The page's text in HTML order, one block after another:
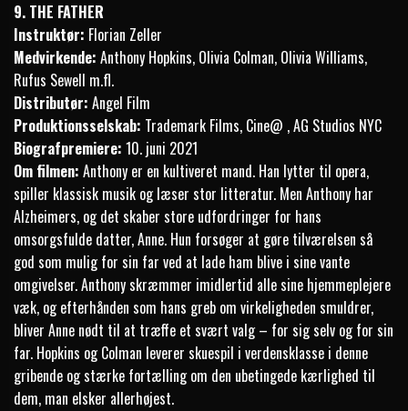
9. THE FATHER
Instruktør: Florian Zeller
Medvirkende: Anthony Hopkins, Olivia Colman, Olivia Williams,
Rufus Sewell m.fl.
Distributør: Angel Film
Produktionsselskab: Trademark Films, Cine@ , AG Studios NYC
Biografpremiere: 10. juni 2021
Om filmen: Anthony er en kultiveret mand. Han lytter til opera,
spiller klassisk musik og læser stor litteratur. Men Anthony har
Alzheimers, og det skaber store udfordringer for hans
omsorgsfulde datter, Anne. Hun forsøger at gøre tilværelsen så
god som mulig for sin far ved at lade ham blive i sine vante
omgivelser. Anthony skræmmer imidlertid alle sine hjemmeplejere
væk, og efterhånden som hans greb om virkeligheden smuldrer,
bliver Anne nødt til at træffe et svært valg – for sig selv og for sin
far. Hopkins og Colman leverer skuespil i verdensklasse i denne
gribende og stærke fortælling om den ubetingede kærlighed til
dem, man elsker allerhøjest.